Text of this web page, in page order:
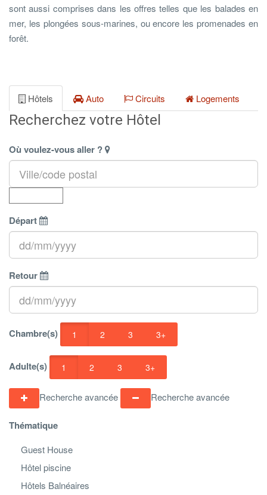
sont aussi comprises dans les offres telles que les balades en
mer, les plongées sous-marines, ou encore les promenades en
forêt.
Hôtels Auto Circuits Logements
Recherchez votre Hôtel
Où voulez-vous aller ?
Départ
Retour
Chambre(s) 1 2 3 3+
Adulte(s) 1 2 3 3+
Recherche avancée Recherche avancée
Thématique
Guest House
Hôtel piscine
Hôtels Balnéaires